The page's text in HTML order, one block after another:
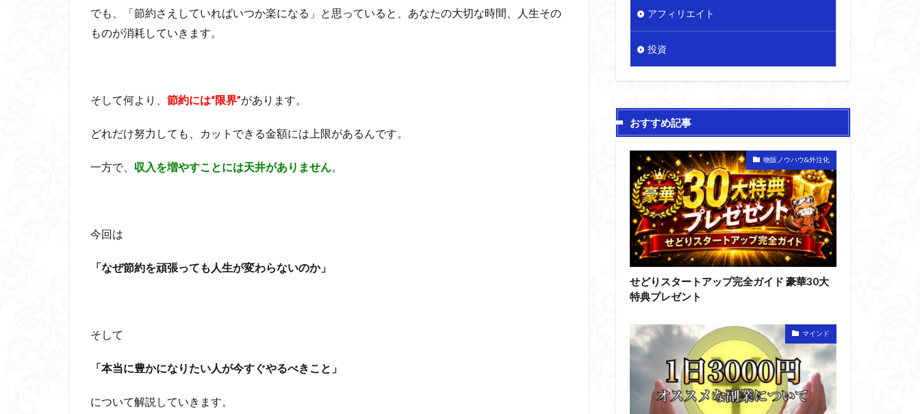
でも、「節約さえしていればいつか楽になる」と思っていると、あなたの大切な時間、人生その
ものが消耗していきます。
そして何より、 節約には“限界”があります。
どれだけ努力しても、カットできる金額には上限があるんです。
一方で、 収入を増やすことには天井がありません
今回は
「なぜ節約を頑張っても人生が変わらないのか」
そして
「本当に豊かになりたい人が今すぐやるべきこと」
について解説していきます。
アフィリエイト
投資
おすすめ記事
物販ノウハウ&外注化
せどりスタートアップ完全ガイド 豪華30大
特典プレゼント
マインド